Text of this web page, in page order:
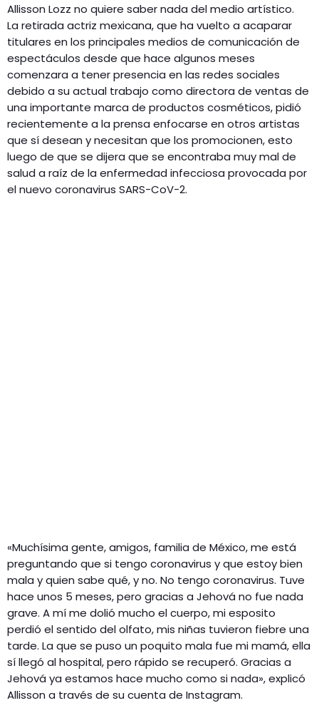
Allisson Lozz no quiere saber nada del medio artístico.
La retirada actriz mexicana, que ha vuelto a acaparar
titulares en los principales medios de comunicación de
espectáculos desde que hace algunos meses
comenzara a tener presencia en las redes sociales
debido a su actual trabajo como directora de ventas de
una importante marca de productos cosméticos, pidió
recientemente a la prensa enfocarse en otros artistas
que sí desean y necesitan que los promocionen, esto
luego de que se dijera que se encontraba muy mal de
salud a raíz de la enfermedad infecciosa provocada por
el nuevo coronavirus SARS-CoV-2.
«Muchísima gente, amigos, familia de México, me está
preguntando que si tengo coronavirus y que estoy bien
mala y quien sabe qué, y no. No tengo coronavirus. Tuve
hace unos 5 meses, pero gracias a Jehová no fue nada
grave. A mí me dolió mucho el cuerpo, mi esposito
perdió el sentido del olfato, mis niñas tuvieron fiebre una
tarde. La que se puso un poquito mala fue mi mamá, ella
sí llegó al hospital, pero rápido se recuperó. Gracias a
Jehová ya estamos hace mucho como si nada», explicó
Allisson a través de su cuenta de Instagram.